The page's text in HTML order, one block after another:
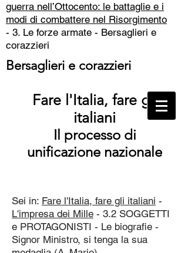
guerra nell’Ottocento: le battaglie e i
modi di combattere nel Risorgimento
- 3. Le forze armate - Bersaglieri e
corazzieri
Bersaglieri e corazzieri
Fare l'Italia, fare gli
italiani
Il processo di
unificazione nazionale
Sei in: Fare l'Italia, fare gli italiani -
L'impresa dei Mille - 3.2 SOGGETTI
e PROTAGONISTI - Le biografie -
Signor Ministro, si tenga la sua